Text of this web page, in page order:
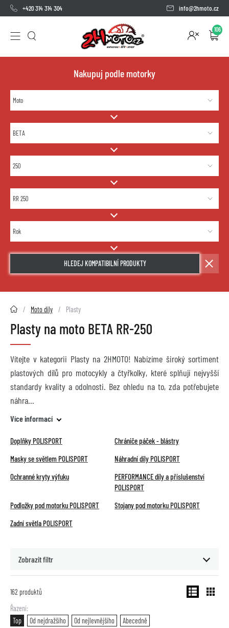
+420 314 314 304 info@2hmoto.cz
106
Nakupuj podle motorky
HLEDEJ KOMPATIBILNÍ PRODUKTY
2HMOTO.cz Moto díly Plasty
Plasty na moto BETA RR-250
Vítejte v kategorii Plasty na 2HMOTO! Nabízíme široký sortiment
plastových dílů pro motocykly a čtyřkolky, které splňují nejvyšší
standardy kvality a odolnosti. Bez ohledu na to, zda potřebujete
náhra
Více informací
Doplňky POLISPORT
Chrániče páček - blástry
Masky se světlem POLISPORT
Náhradní díly POLISPORT
Ochranné kryty výfuku
PERFORMANCE díly a příslušenství
POLISPORT
Podložky pod motorku POLISPORT
Stojany pod motorku POLISPORT
Zadní světla POLISPORT
Zobrazit filtr
162 produktů
Řazení
Top
Od nejdražšího Od nejlevnějšího Abecedně